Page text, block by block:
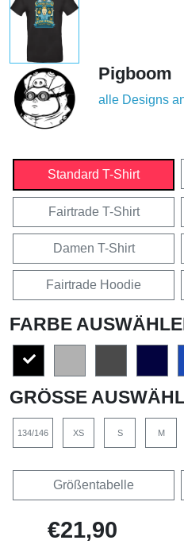
Pigboom
alle Designs
Standard T-Shirt
Fairtrade T-Shirt
Damen T-Shirt
Fairtrade Hoodie
FARBE
GRÖSSE
134/146 XS S M
Größentabelle
€21,90